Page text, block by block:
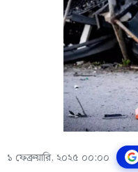
১ ফেব্রুয়ারি, ২০২৫ ০০:০০